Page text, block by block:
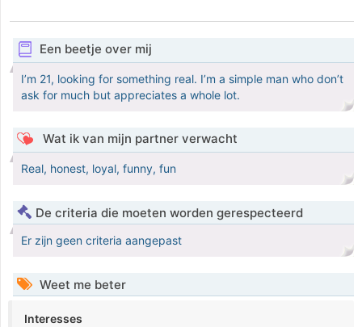
Een beetje over mij
I’m 21, looking for something real. I’m a simple man who don’t
ask for much but appreciates a whole lot.
Wat ik van mijn partner verwacht
Real, honest, loyal, funny, fun
De criteria die moeten worden gerespecteerd
Er zijn geen criteria aangepast
Weet me beter
Interesses